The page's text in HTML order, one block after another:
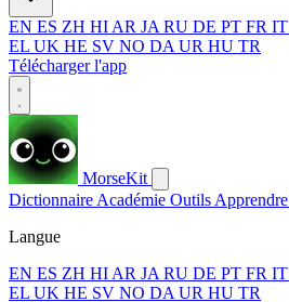
EN ES ZH HI AR JA RU DE PT FR IT
EL UK HE SV NO DA UR HU TR
Télécharger l'app
MorseKit
Dictionnaire Académie Outils Apprendre
Langue
EN ES ZH HI AR JA RU DE PT FR IT
EL UK HE SV NO DA UR HU TR